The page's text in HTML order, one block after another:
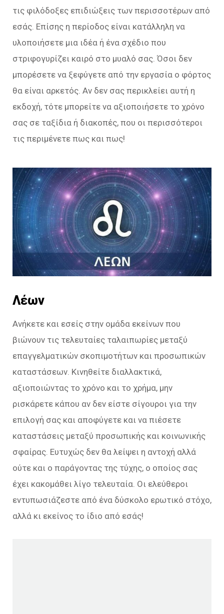
τις φιλόδοξες επιδιώξεις των περισσοτέρων από
εσάς. Επίσης η περίοδος είναι κατάλληλη να
υλοποιήσετε μια ιδέα ή ένα σχέδιο που
στριφογυρίζει καιρό στο μυαλό σας. Όσοι δεν
μπορέσετε να ξεφύγετε από την εργασία ο φόρτος
θα είναι αρκετός. Αν δεν σας περικλείει αυτή η
εκδοχή, τότε μπορείτε να αξιοποιήσετε το χρόνο
σας σε ταξίδια ή διακοπές, που οι περισσότεροι
τις περιμένετε πως και πως!
Λέων
Ανήκετε και εσείς στην ομάδα εκείνων που
βιώνουν τις τελευταίες ταλαιπωρίες μεταξύ
επαγγελματικών σκοπιμοτήτων και προσωπικών
καταστάσεων. Κινηθείτε διαλλακτικά,
αξιοποιώντας το χρόνο και το χρήμα, μην
ρισκάρετε κάπου αν δεν είστε σίγουροι για την
επιλογή σας και αποφύγετε και να πιέσετε
καταστάσεις μεταξύ προσωπικής και κοινωνικής
σφαίρας. Ευτυχώς δεν θα λείψει η αντοχή αλλά
ούτε και ο παράγοντας της τύχης, ο οποίος σας
έχει κακομάθει λίγο τελευταία. Οι ελεύθεροι
εντυπωσιάζεστε από ένα δύσκολο ερωτικό στόχο,
αλλά κι εκείνος το ίδιο από εσάς!